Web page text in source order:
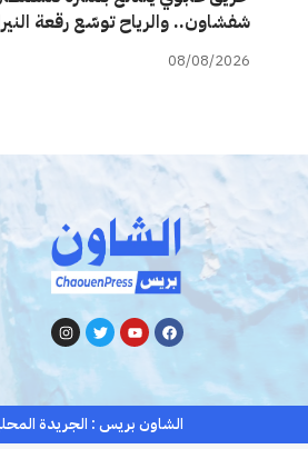
شفشاون.. والرياح توسّع رقعة
08/08/2026
الشاون بريس : الجريدة